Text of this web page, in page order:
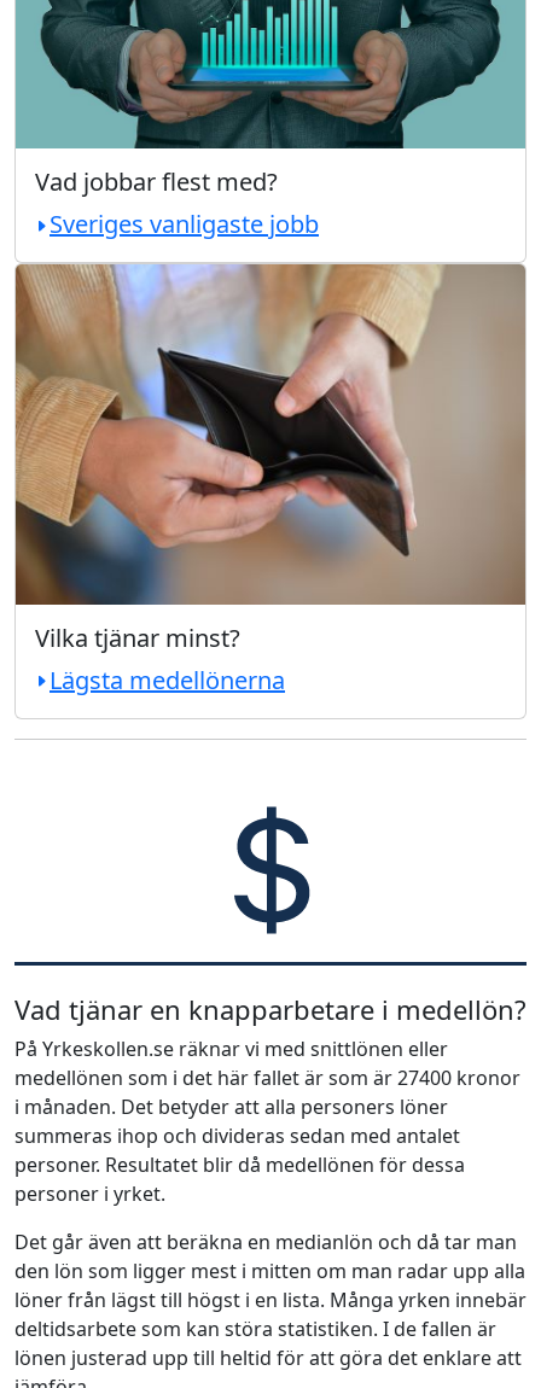
Vad jobbar flest med?
Sveriges vanligaste jobb
Vilka tjänar minst?
Lägsta medellönerna
Vad tjänar en knapparbetare i medellön?
På Yrkeskollen.se räknar vi med snittlönen eller
medellönen som i det här fallet är som är 27400 kronor
i månaden. Det betyder att alla personers löner
summeras ihop och divideras sedan med antalet
personer. Resultatet blir då medellönen för dessa
personer i yrket.
Det går även att beräkna en medianlön och då tar man
den lön som ligger mest i mitten om man radar upp alla
löner från lägst till högst i en lista. Många yrken innebär
deltidsarbete som kan störa statistiken. I de fallen är
lönen justerad upp till heltid för att göra det enklare att